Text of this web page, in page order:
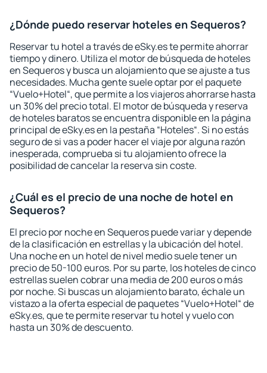
¿Dónde puedo reservar hoteles en Sequeros?
Reservar tu hotel a través de eSky.es te permite ahorrar
tiempo y dinero. Utiliza el motor de búsqueda de hoteles
en Sequeros y busca un alojamiento que se ajuste a tus
necesidades. Mucha gente suele optar por el paquete
“Vuelo+Hotel“, que permite a los viajeros ahorrarse hasta
un 30% del precio total. El motor de búsqueda y reserva
de hoteles baratos se encuentra disponible en la página
principal de eSky.es en la pestaña “Hoteles“. Si no estás
seguro de si vas a poder hacer el viaje por alguna razón
inesperada, comprueba si tu alojamiento ofrece la
posibilidad de cancelar la reserva sin coste.
¿Cuál es el precio de una noche de hotel en
Sequeros?
El precio por noche en Sequeros puede variar y depende
de la clasificación en estrellas y la ubicación del hotel.
Una noche en un hotel de nivel medio suele tener un
precio de 50-100 euros. Por su parte, los hoteles de cinco
estrellas suelen cobrar una media de 200 euros o más
por noche. Si buscas un alojamiento barato, échale un
vistazo a la oferta especial de paquetes “Vuelo+Hotel“ de
eSky.es, que te permite reservar tu hotel y vuelo con
hasta un 30% de descuento.